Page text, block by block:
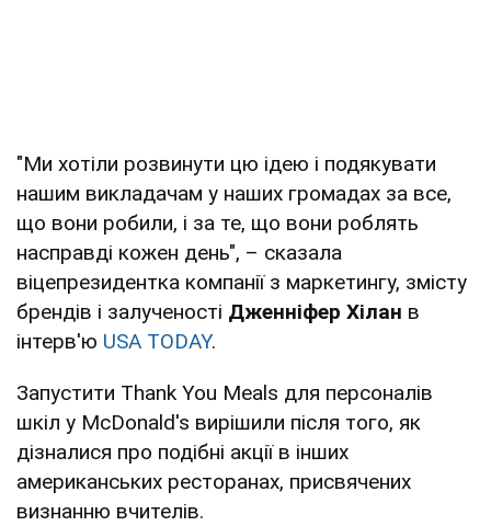
"Ми хотіли розвинути цю ідею і подякувати
нашим викладачам у наших громадах за все,
що вони робили, і за те, що вони роблять
насправді кожен день", – сказала
віцепрезидентка компанії з маркетингу, змісту
брендів і залученості Дженніфер Хілан в
інтерв'ю USA TODAY.
Запустити Thank You Meals для персоналів
шкіл у McDonald's вирішили після того, як
дізналися про подібні акції в інших
американських ресторанах, присвячених
визнанню вчителів.